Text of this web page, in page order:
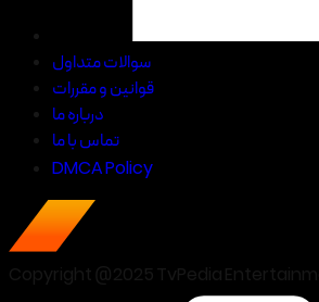
سوالات متداول
قوانین و مقررات
درباره ما
تماس با ما
DMCA Policy